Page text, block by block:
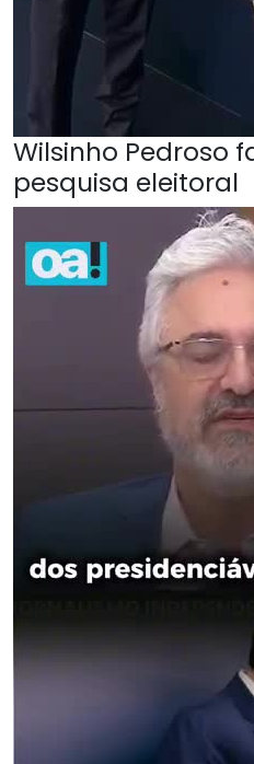
Wilsinho Pedroso
pesquisa eleitoral